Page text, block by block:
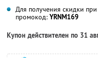
Для получения скидки при
промокод: YRNM169
Купон действителен по 31